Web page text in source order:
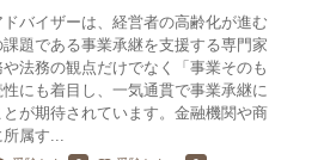
バイザーは、経営者の高齢化が進む
題である事業承継を支援する専門家
法務の観点だけでなく「事業そのも
にも着目し、一気通貫で事業承継に
が期待されています。金融機関や商
属す...